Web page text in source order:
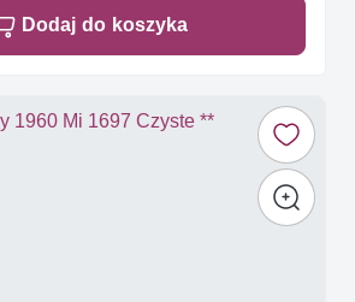
Dodaj do koszyka